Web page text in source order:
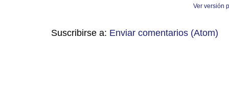
Ver versión
Suscribirse a: Enviar comentarios (Atom)